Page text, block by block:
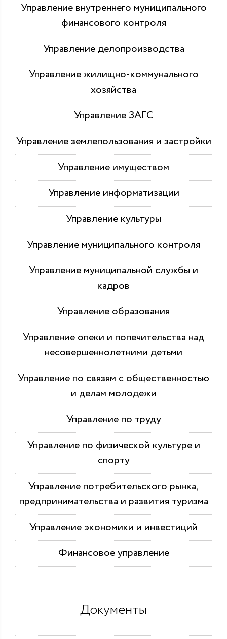
Управление внутреннего муниципального
финансового контроля
Управление делопроизводства
Управление жилищно-коммунального
хозяйства
Управление ЗАГС
Управление землепользования и застройки
Управление имуществом
Управление информатизации
Управление культуры
Управление муниципального контроля
Управление муниципальной службы и
кадров
Управление образования
Управление опеки и попечительства над
несовершеннолетними детьми
Управление по связям с общественностью
и делам молодежи
Управление по труду
Управление по физической культуре и
спорту
Управление потребительского рынка,
предпринимательства и развития туризма
Управление экономики и инвестиций
Финансовое управление
Документы